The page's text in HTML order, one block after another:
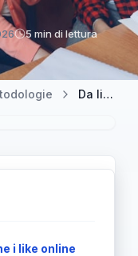
5 min di lettura
Da like a feedback veri: rieducare le relazioni in classe con ascolto e Linguaggio Giraffa
i like online